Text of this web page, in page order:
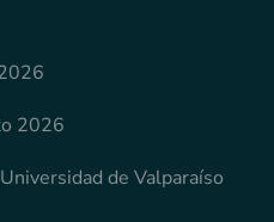
2026
de Valparaíso